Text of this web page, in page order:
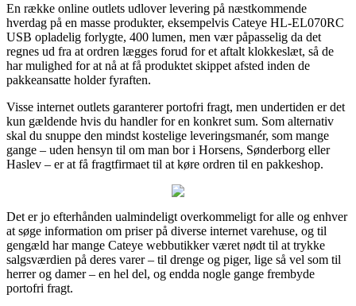
En række online outlets udlover levering på næstkommende
hverdag på en masse produkter, eksempelvis Cateye HL-EL070RC
USB opladelig forlygte, 400 lumen, men vær påpasselig da det
regnes ud fra at ordren lægges forud for et aftalt klokkeslæt, så de
har mulighed for at nå at få produktet skippet afsted inden de
pakkeansatte holder fyraften.
Visse internet outlets garanterer portofri fragt, men undertiden er det
kun gældende hvis du handler for en konkret sum. Som alternativ
skal du snuppe den mindst kostelige leveringsmanér, som mange
gange – uden hensyn til om man bor i Horsens, Sønderborg eller
Haslev – er at få fragtfirmaet til at køre ordren til en pakkeshop.
Det er jo efterhånden ualmindeligt overkommeligt for alle og enhver
at søge information om priser på diverse internet varehuse, og til
gengæld har mange Cateye webbutikker været nødt til at trykke
salgsværdien på deres varer – til drenge og piger, lige så vel som til
herrer og damer – en hel del, og endda nogle gange frembyde
portofri fragt.